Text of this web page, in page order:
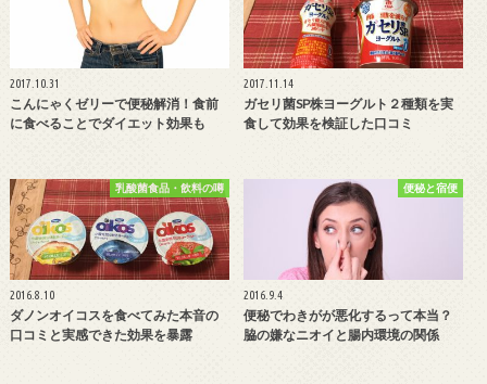
2017.10.31
こんにゃくゼリーで便秘解消！食前
に食べることでダイエット効果も
2017.11.14
ガセリ菌SP株ヨーグルト２種類を実
食して効果を検証した口コミ
乳酸菌食品・飲料の噂
2016.8.10
ダノンオイコスを食べてみた本音の
口コミと実感できた効果を暴露
便秘と宿便
2016.9.4
便秘でわきがが悪化するって本当？
脇の嫌なニオイと腸内環境の関係